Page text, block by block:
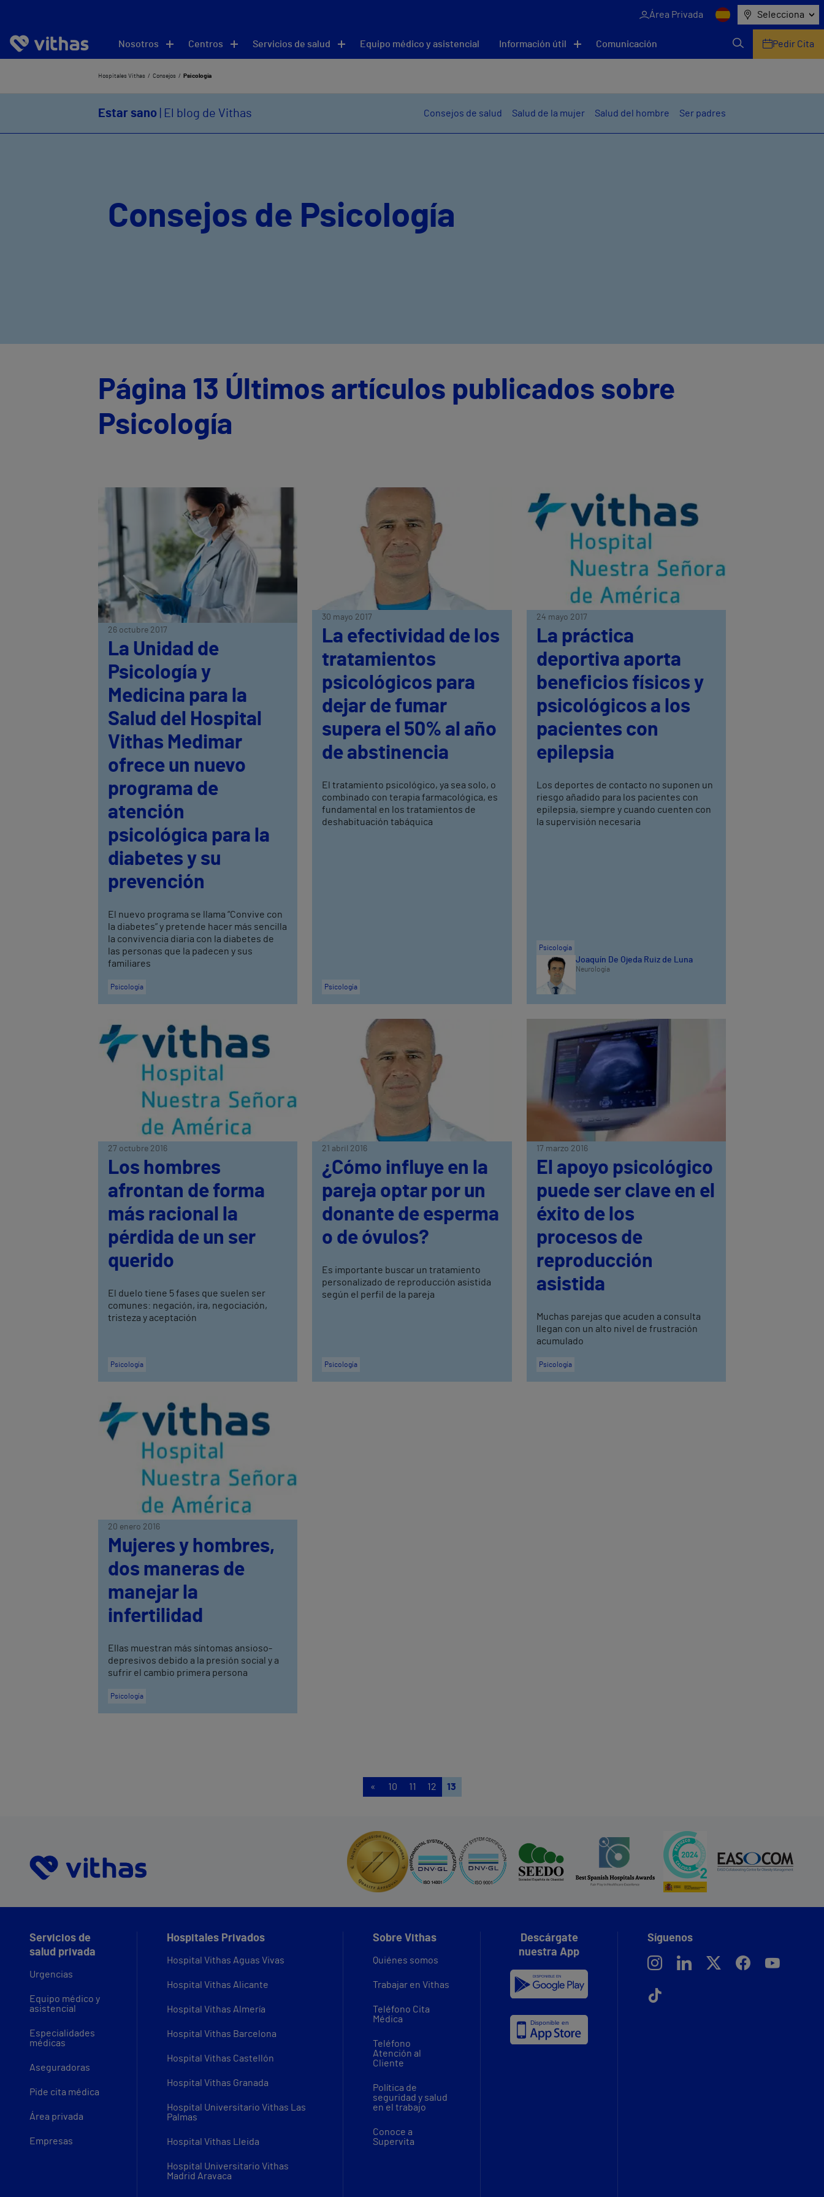
Área Privada Selecciona
Nosotros Centros Servicios de salud Equipo médico y asistencial Información útil Comunicación Pedir Cita
Hospitales Vithas Consejos Psicología
Estar sano | El blog de Vithas Consejos de salud Salud de la mujer Salud del hombre Ser padres
Consejos de Psicología
Página 13 Últimos artículos publicados sobre
Psicología
26 octubre 2017
La Unidad de
Psicología y
Medicina para la
Salud del Hospital
Vithas Medimar
ofrece un nuevo
programa de
atención
psicológica para la
diabetes y su
prevención
El nuevo programa se llama “Convive con
la diabetes” y pretende hacer más sencilla
la convivencia diaria con la diabetes de
las personas que la padecen y sus
familiares
Psicología
30 mayo 2017
La efectividad de los
tratamientos
psicológicos para
dejar de fumar
supera el 50% al año
de abstinencia
El tratamiento psicológico, ya sea solo, o
combinado con terapia farmacológica, es
fundamental en los tratamientos de
deshabituación tabáquica
Psicología
24 mayo 2017
La práctica
deportiva aporta
beneficios físicos y
psicológicos a los
pacientes con
epilepsia
Los deportes de contacto no suponen un
riesgo añadido para los pacientes con
epilepsia, siempre y cuando cuenten con
la supervisión necesaria
Psicología
Joaquín De Ojeda Ruiz de Luna
Neurología
27 octubre 2016
Los hombres
afrontan de forma
más racional la
pérdida de un ser
querido
El duelo tiene 5 fases que suelen ser
comunes: negación, ira, negociación,
tristeza y aceptación
Psicología
21 abril 2016
¿Cómo influye en la
pareja optar por un
donante de esperma
o de óvulos?
Es importante buscar un tratamiento
personalizado de reproducción asistida
según el perfil de la pareja
Psicología
17 marzo 2016
El apoyo psicológico
puede ser clave en el
éxito de los
procesos de
reproducción
asistida
Muchas parejas que acuden a consulta
llegan con un alto nivel de frustración
acumulado
Psicología
20 enero 2016
Mujeres y hombres,
dos maneras de
manejar la
infertilidad
Ellas muestran más síntomas ansioso-
depresivos debido a la presión social y a
sufrir el cambio primera persona
Psicología
« 10 11 12 13
Servicios de
salud privada
Urgencias
Equipo médico y
asistencial
Especialidades
médicas
Aseguradoras
Pide cita médica
Área privada
Empresas
Hospitales Privados
Hospital Vithas Aguas Vivas
Hospital Vithas Alicante
Hospital Vithas Almería
Hospital Vithas Barcelona
Hospital Vithas Castellón
Hospital Vithas Granada
Hospital Universitario Vithas Las
Palmas
Hospital Vithas Lleida
Hospital Universitario Vithas
Madrid Aravaca
Sobre Vithas
Quiénes somos
Trabajar en Vithas
Teléfono Cita
Médica
Teléfono
Atención al
Cliente
Política de
seguridad y salud
en el trabajo
Conoce a
Supervita
Descárgate
nuestra App
Síguenos